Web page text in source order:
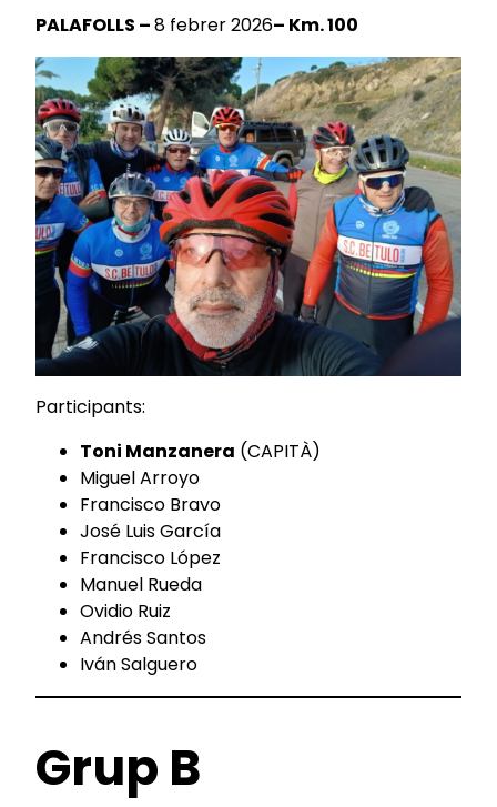
PALAFOLLS –8 febrer 2026– Km. 100
Participants:
Toni Manzanera (CAPITÀ)
Miguel Arroyo
Francisco Bravo
José Luis García
Francisco López
Manuel Rueda
Ovidio Ruiz
Andrés Santos
Iván Salguero
Grup B